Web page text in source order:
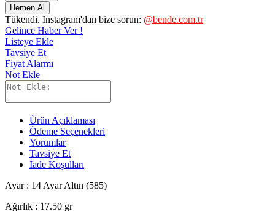
Hemen Al
Tükendi. Instagram'dan bize sorun: @bende.com.tr
Gelince Haber Ver !
Listeye Ekle
Tavsiye Et
Fiyat Alarmı
Not Ekle
Ürün Açıklaması
Ödeme Seçenekleri
Yorumlar
Tavsiye Et
İade Koşulları
Ayar : 14 Ayar Altın (585)
Ağırlık : 17.50 gr